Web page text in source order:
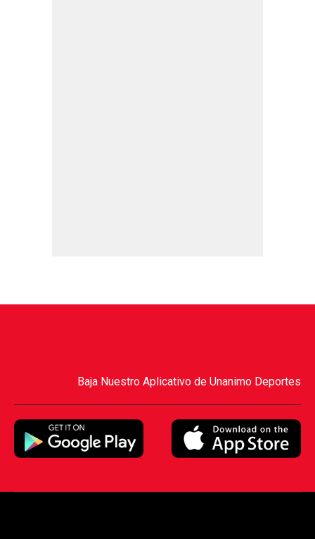
Baja Nuestro Aplicativo de Unanimo Deportes